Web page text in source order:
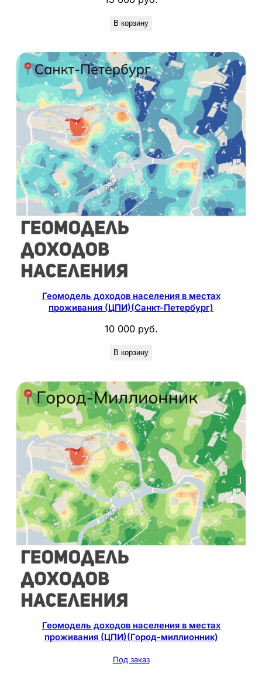
В корзину
Геомодель доходов населения в местах
проживания (ЦПИ)(Санкт-Петербург)
10 000 руб.
В корзину
Геомодель доходов населения в местах
проживания (ЦПИ)(Город-миллионник)
Под заказ